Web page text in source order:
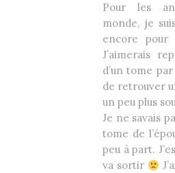
Pour les
monde, je
encore pour
J’aimerais
d’un tome
de retrouver
un peu plus
Je ne savais
tome de
peu à part.
va sortir